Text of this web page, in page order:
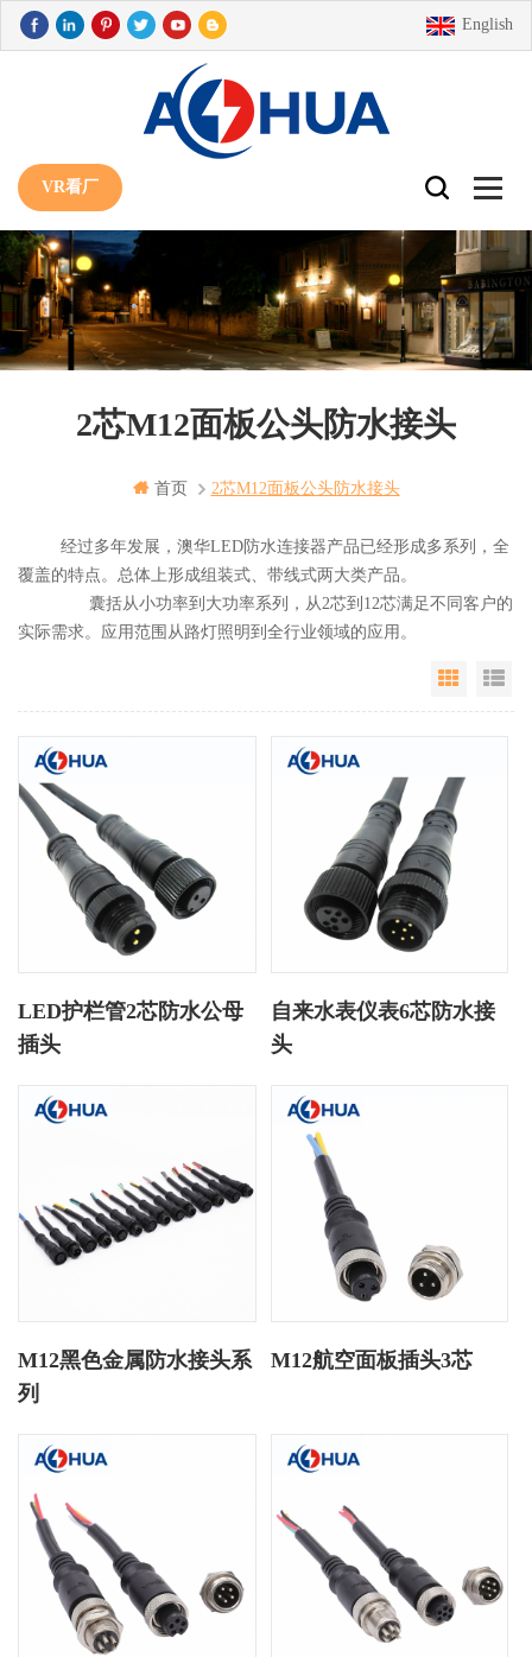
English
VR看厂
2芯M12面板公头防水接头
首页 2芯m12面板公头防水接头
经过多年发展，澳华LED防水连接器产品已经形成多系列，全
覆盖的特点。总体上形成组装式、带线式两大类产品。
囊括从小功率到大功率系列，从2芯到12芯满足不同客户的
实际需求。应用范围从路灯照明到全行业领域的应用。
Grid
LED护栏管2芯防水公母
插头
自来水表仪表6芯防水接
头
M12黑色金属防水接头系
列
M12航空面板插头3芯